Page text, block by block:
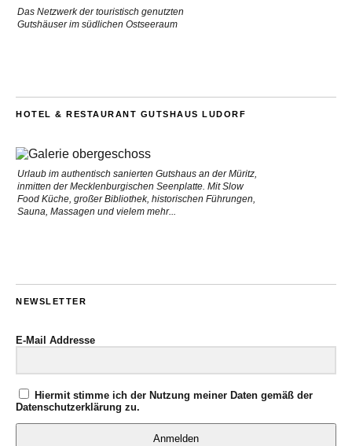
Das Netzwerk der touristisch genutzten
Gutshäuser im südlichen Ostseeraum
HOTEL & RESTAURANT GUTSHAUS LUDORF
Urlaub im authentisch sanierten Gutshaus an der Müritz,
inmitten der Mecklenburgischen Seenplatte. Mit Slow
Food Küche, großer Bibliothek, historischen Führungen,
Sauna, Massagen und vielem mehr...
NEWSLETTER
E-Mail Addresse
Hiermit stimme ich der Nutzung meiner Daten gemäß der
Datenschutzerklärung zu.
Anmelden